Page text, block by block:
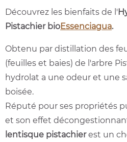
Découvrez les bienfaits de l'
Pistachier bioEssenciagua.
Obtenu par distillation des
(feuilles et baies) de l'arbre
hydrolat a une odeur et une
boisée.
Réputé pour ses propriétés
et son effet
lentisque pistachierest un